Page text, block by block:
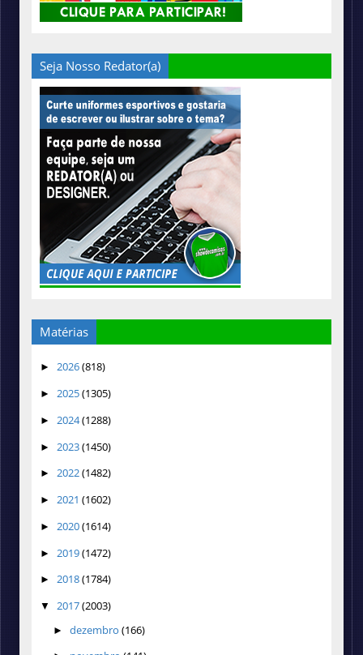
Seja Nosso Redator(a)
Matérias
► 2026(818)
► 2025(1305)
► 2024(1288)
► 2023(1450)
► 2022(1482)
► 2021 (1602)
► 2020(1614)
► 2019(1472)
► 2018(1784)
▼ 2017(2003)
► dezembro (166)